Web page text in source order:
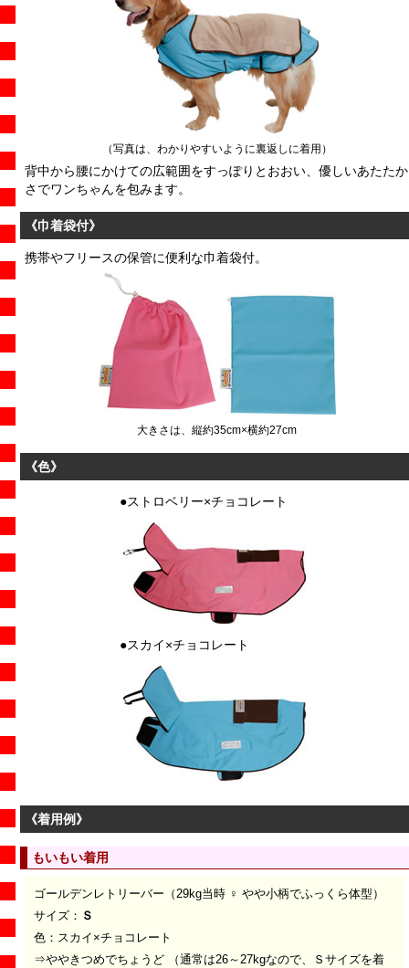
（写真は、わかりやすいように裏返しに着用）
背中から腰にかけての広範囲をすっぽりとおおい、優しいあたたか
さでワンちゃんを包みます。
《巾着袋付》
携帯やフリースの保管に便利な巾着袋付。
大きさは、縦約35cm×横約27cm
《色》
●ストロベリー×チョコレート
●スカイ×チョコレート
《着用例》
もいもい着用
ゴールデンレトリーバー（29kg当時 ♀ やや小柄でふっくら体型）
サイズ： Ｓ
色：スカイ×チョコレート
⇒ややきつめでちょうど （通常は26～27kgなので、Ｓサイズを着